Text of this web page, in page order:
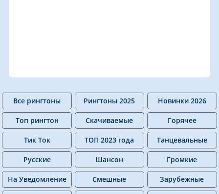
Все рингтоны Рингтоны 2025 Новинки 2026
Топ рингтон Скачиваемые Горячее
Тик Ток ТОП 2023 года Танцевальные
Русские Шансон Громкие
На Уведомление Смешные Зарубежные